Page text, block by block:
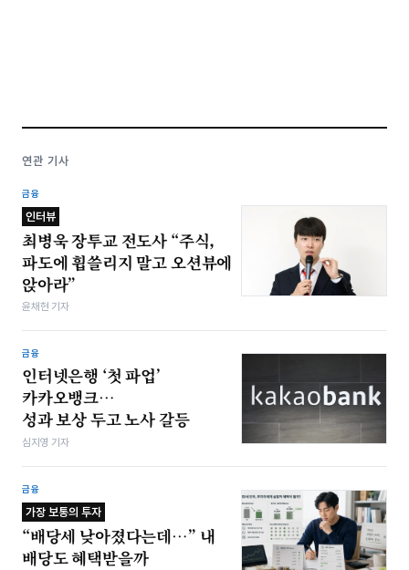
연관 기사
금융
인터뷰
최병욱 장투교 전도사 “주식,
파도에 휩쓸리지 말고 오션뷰에
앉아라”
윤채현 기자
금융
인터넷은행 ‘첫 파업’
카카오뱅크…
성과 보상 두고 노사 갈등
심지영 기자
금융
가장 보통의 투자
“배당세 낮아졌다는데…” 내
배당도 혜택받을까